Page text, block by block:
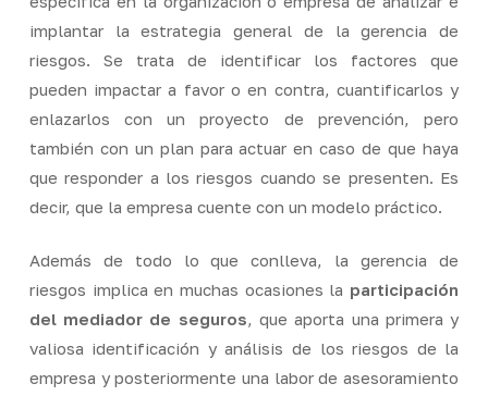
implantar la estrategia general de la gerencia de
riesgos. Se trata de identificar los factores que
pueden impactar a favor o en contra, cuantificarlos y
enlazarlos con un proyecto de prevención, pero
también con un plan para actuar en caso de que haya
que responder a los riesgos cuando se presenten. Es
decir, que la empresa cuente con un modelo práctico.
Además de todo lo que conlleva, la gerencia de
riesgos implica en muchas ocasiones la participación
del mediador de seguros, que aporta una primera y
valiosa identificación y análisis de los riesgos de la
empresa y posteriormente una labor de asesoramiento